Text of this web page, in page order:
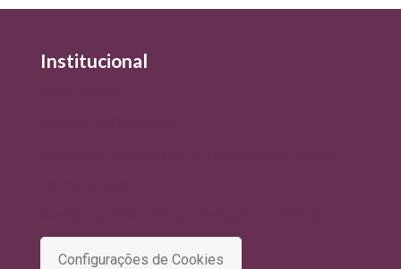
Institucional
Configurações de Cookies